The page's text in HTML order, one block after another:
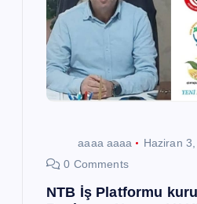
aaaa aaaa
Haziran
0 Comments
NTB İş Platformu